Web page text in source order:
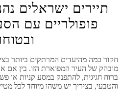
תיירים ישראלים
פופולריים עם
חקור כמה מהיעדים המרתקים ביותר
מובהק של העיר המפוארת הזו. בין
ברוח חגיגית, להתפנק במסע קניות או
והטבעי, בציריך יש משהו מיוחד לכל